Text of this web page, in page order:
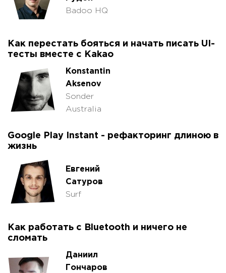
Badoo HQ
Как перестать бояться и начать писать UI-
тесты вместе с Kakao
Konstantin
Aksenov
Sonder
Australia
Google Play Instant - рефакторинг длиною в
жизнь
Евгений
Сатуров
Surf
Как работать с Bluetooth и ничего не
сломать
Даниил
Гончаров